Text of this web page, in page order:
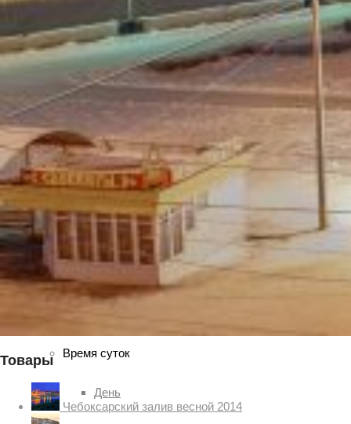
Радуга
Пасмурно
Облачность
Луна
Дождь
Время суток
День
Товары
Чебоксарский залив весной 2014